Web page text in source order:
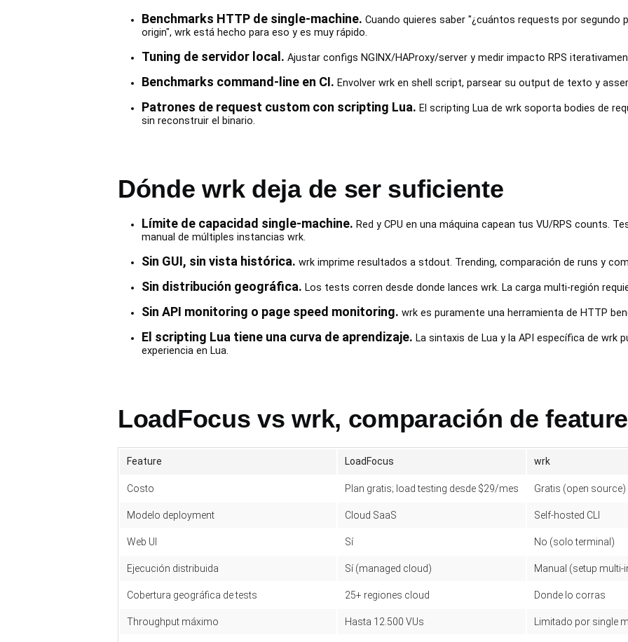
Benchmarks HTTP de single-machine. Cuando quieres saber "¿cuántos requests por segundo
origin", wrk está hecho para eso y es muy rápido.
Tuning de servidor local. Ajustar configs NGINX/HAProxy/server y medir impacto RPS
Benchmarks command-line en CI. Envolver wrk en shell script, parsear su output de texto y
Patrones de request custom con scripting Lua. El scripting Lua de wrk soporta bodies de
sin reconstruir el binario.
Dónde wrk deja de ser suficiente
Límite de capacidad single-machine. Red y CPU en una máquina capean tus VU/RPS counts.
manual de múltiples instancias wrk.
Sin GUI, sin vista histórica. wrk imprime resultados a stdout. Trending, comparación de runs y
Sin distribución geográfica. Los tests corren desde donde lances wrk. La carga multi-región
Sin API monitoring o page speed monitoring. wrk es puramente una herramienta de HTTP
El scripting Lua tiene una curva de aprendizaje. La sintaxis de Lua y la API específica de wrk
experiencia en Lua.
LoadFocus vs wrk, comparación de
Feature LoadFocus wrk
Costo Plan gratis; load testing desde $29/mes Gratis (open source)
Modelo deployment Cloud SaaS Self-hosted CLI
Web UI Sí No (solo terminal)
Ejecución distribuida Sí (managed cloud) Manual (setup multi-
Cobertura geográfica de tests 25+ regiones cloud Donde lo corras
Throughput máximo Hasta 12.500 VUs Limitado por single